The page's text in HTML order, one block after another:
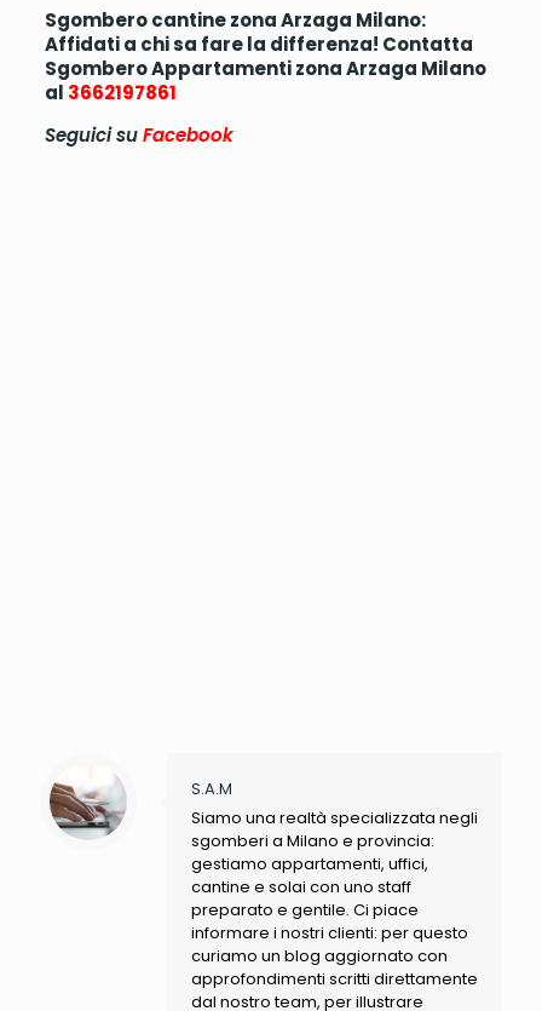
Sgombero cantine zona Arzaga Milano:
Affidati a chi sa fare la differenza! Contatta
Sgombero Appartamenti zona Arzaga Milano
al 3662197861
Seguici suFacebook
S.A.M
Siamo una realtà specializzata negli
sgomberi a Milano e provincia:
gestiamo appartamenti, uffici,
cantine e solai con uno staff
preparato e gentile. Ci piace
informare i nostri clienti: per questo
curiamo un blog aggiornato con
approfondimenti scritti direttamente
dal nostro team, per illustrare